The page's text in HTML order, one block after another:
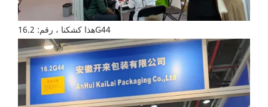
هذا كشكنا ، رقم: 16.2G44